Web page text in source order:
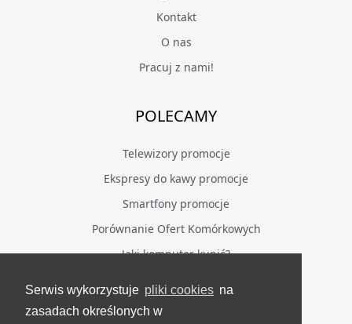
Serwis wykorzystuje pliki cookies na
zasadach określonych w
Kontakt
O nas
Pracuj z nami!
POLECAMY
Telewizory promocje
Ekspresy do kawy promocje
Smartfony promocje
Porównanie Ofert Komórkowych
Jaki komputer kupić?
BĄDŹ NA BIEŻĄCO